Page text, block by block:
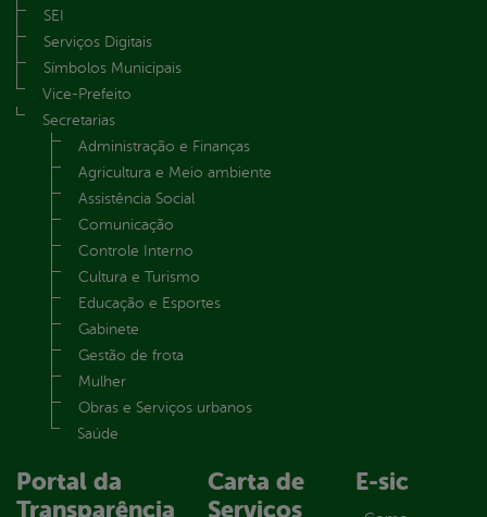
SEI
Serviços Digitais
Símbolos Municipais
Vice-Prefeito
Secretarias
Administração e Finanças
Agricultura e Meio ambiente
Assistência Social
Comunicação
Controle Interno
Cultura e Turismo
Educação e Esportes
Gabinete
Gestão de frota
Mulher
Obras e Serviços urbanos
Saúde
Portal da
Transparência
Carta de
Serviços
E-sic